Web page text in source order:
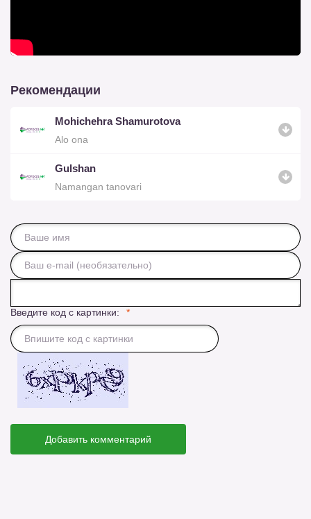
Рекомендации
Mohichehra Shamurotova
Alo ona
Gulshan
Namangan tanovari
Введите код с картинки:
Добавить комментарий